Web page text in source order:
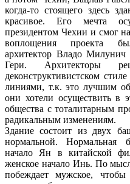
когда-то стоящего здесь
красивое. Его мечта
президентом Чехии и смог
воплощения проекта
архитектор Владо
Гери. Архитекторы
деконструктивистском
линиями, т.к. это лучшим
они хотели осуществить в
общества с тоталитарным
радикальным изменениям.
Здание состоит из двух
нормальной. Нормальная
начало Ян в китайской
женское начало Инь. По
побеждает мужское, чтобы